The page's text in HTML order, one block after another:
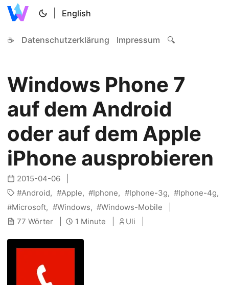
English
☕ Datenschutzerklärung Impressum 🔍
Windows Phone 7
auf dem Android
oder auf dem Apple
iPhone ausprobieren
2015-04-06
Android
Apple Iphone Iphone-3g
Iphone-4g
Microsoft
Windows
Windows-Mobile
77 Wörter
1 Minute Uli